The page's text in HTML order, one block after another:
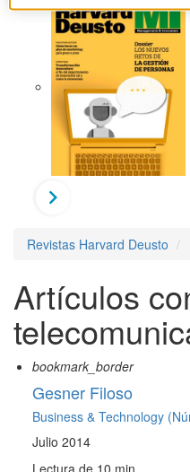
Revistas Harvard Deusto
Artículos
bookmark_border
Gesner Filoso
Business & Technology
Julio 2014